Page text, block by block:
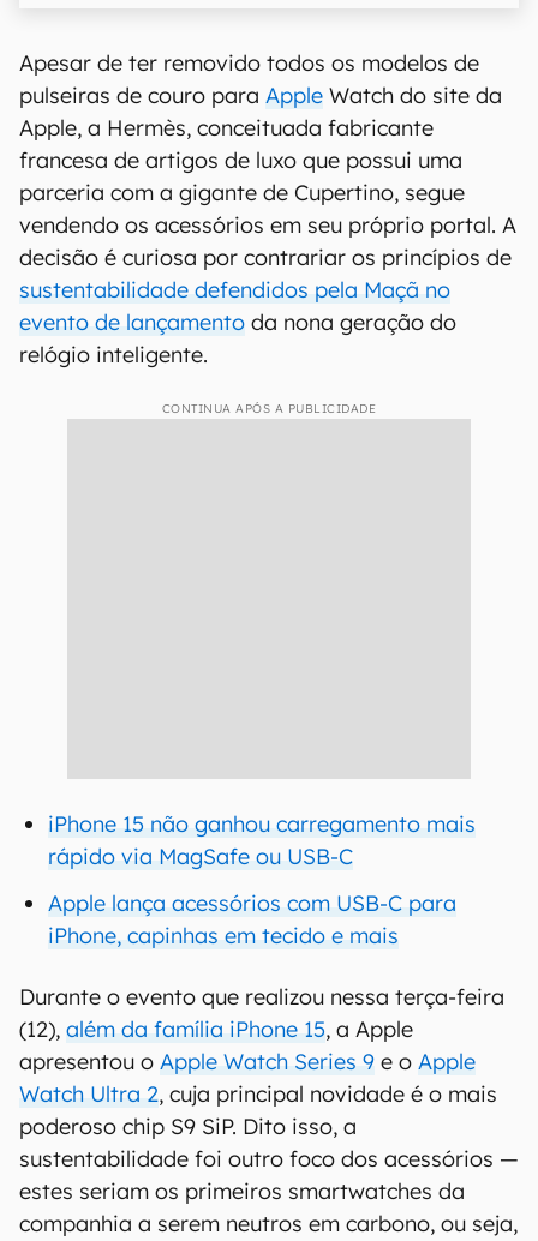
Apesar de ter removido todos os modelos de
pulseiras de couro para Apple Watch do site da
Apple, a Hermès, conceituada fabricante
francesa de artigos de luxo que possui uma
parceria com a gigante de Cupertino, segue
vendendo os acessórios em seu próprio portal. A
decisão é curiosa por contrariar os princípios de
sustentabilidade defendidos pela Maçã no
evento de lançamento da nona geração do
relógio inteligente.
CONTINUA APÓS A PUBLICIDADE
iPhone 15 não ganhou carregamento mais
rápido via MagSafe ou USB-C
Apple lança acessórios com USB-C para
iPhone, capinhas em tecido e mais
Durante o evento que realizou nessa terça-feira
(12), além da família iPhone 15, a Apple
apresentou o Apple Watch Series 9 e o Apple
Watch Ultra 2, cuja principal novidade é o mais
poderoso chip S9 SiP. Dito isso, a
sustentabilidade foi outro foco dos acessórios —
estes seriam os primeiros smartwatches da
companhia a serem neutros em carbono, ou seja,